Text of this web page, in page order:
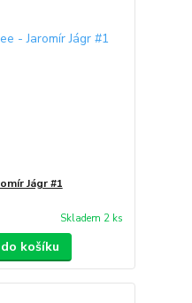
Jágr #1
Skladem 2 ks
košíku